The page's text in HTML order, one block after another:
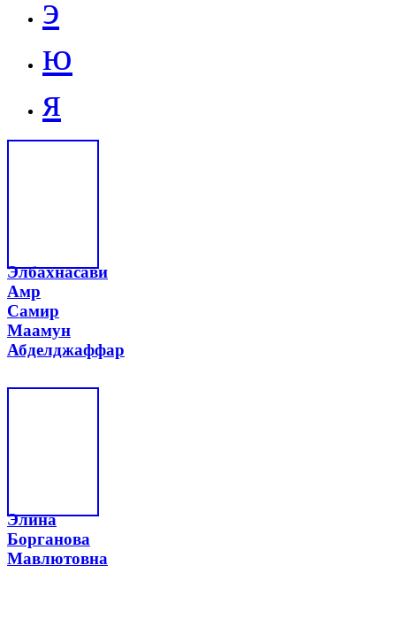
э
ю
я
Элбахнасави
Амр
Самир
Маамун
Абделджаффар
Элина
Борганова
Мавлютовна